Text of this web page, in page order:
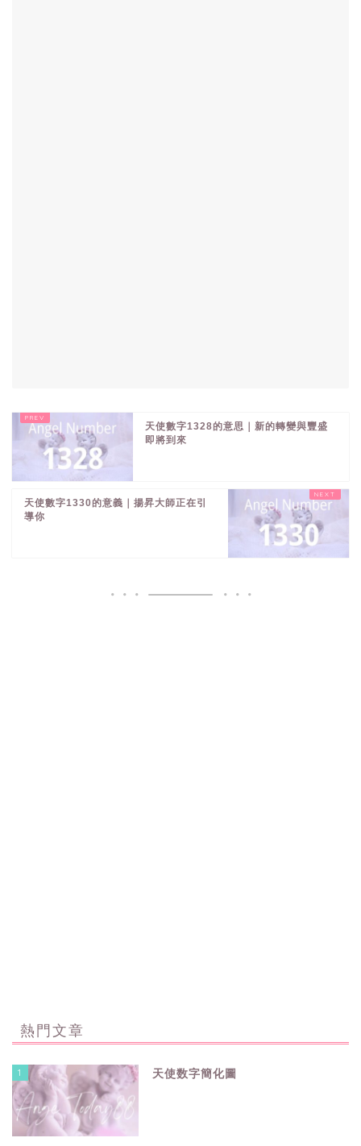
天使數字1328的意思｜新的轉變與豐盛
即將到來
天使數字1330的意義｜揚昇大師正在引
導你
熱門文章
1 天使数字簡化圖